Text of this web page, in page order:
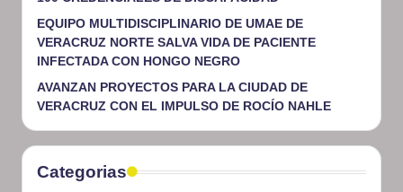
EQUIPO MULTIDISCIPLINARIO DE UMAE DE
VERACRUZ NORTE SALVA VIDA DE PACIENTE
INFECTADA CON HONGO NEGRO
AVANZAN PROYECTOS PARA LA CIUDAD DE
VERACRUZ CON EL IMPULSO DE ROCÍO NAHLE
Categorias